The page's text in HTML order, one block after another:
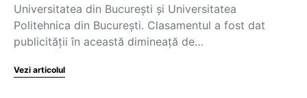
Universitatea din București și Universitatea
Politehnica din București. Clasamentul a fost dat
publicității în această dimineață de…
Vezi articolul